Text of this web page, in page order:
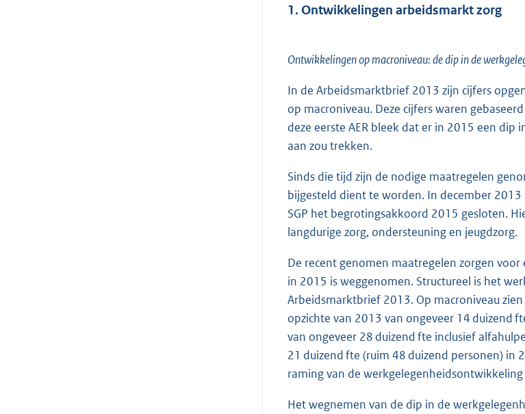
1. Ontwikkelingen arbeidsmarkt zorg
Ontwikkelingen op macroniveau: de dip in de
In de Arbeidsmarktbrief 2013 zijn cijfers
op macroniveau. Deze cijfers waren
deze eerste AER bleek dat er in 2015 een
aan zou trekken.
Sinds die tijd zijn de nodige maatregelen
bijgesteld dient te worden. In december
SGP het begrotingsakkoord 2015 gesloten.
langdurige zorg, ondersteuning en jeugdzorg.
De recent genomen maatregelen zorgen
in 2015 is weggenomen. Structureel is het
Arbeidsmarktbrief 2013. Op macroniveau
opzichte van 2013 van ongeveer 14 duizend
van ongeveer 28 duizend fte inclusief
21 duizend fte (ruim 48 duizend personen) in
raming van de
Het wegnemen van de dip in de